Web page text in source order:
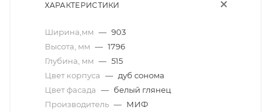
ХАРАКТЕРИСТИКИ
Ширина,мм — 903
Высота, мм — 1796
Глубина, мм — 515
Цвет корпуса — дуб сонома
Цвет фасада — белый глянец
Производитель — МИФ